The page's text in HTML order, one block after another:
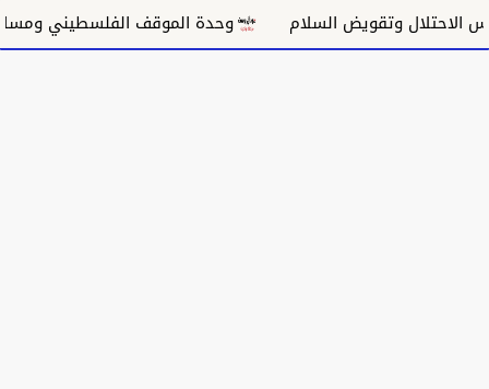
وتقويض السلام وحدة الموقف الفلسطيني ومسار